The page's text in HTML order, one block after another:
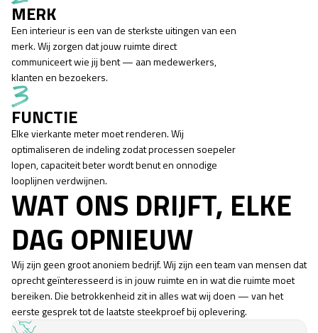
MERK
Een interieur is een van de sterkste uitingen van een
merk. Wij zorgen dat jouw ruimte direct
communiceert wie jij bent — aan medewerkers,
klanten en bezoekers.
FUNCTIE
Elke vierkante meter moet renderen. Wij
optimaliseren de indeling zodat processen soepeler
lopen, capaciteit beter wordt benut en onnodige
looplijnen verdwijnen.
WAT ONS DRIJFT, ELKE
DAG OPNIEUW
Wij zijn geen groot anoniem bedrijf. Wij zijn een team van mensen dat
oprecht geïnteresseerd is in jouw ruimte en in wat die ruimte moet
bereiken. Die betrokkenheid zit in alles wat wij doen — van het
eerste gesprek tot de laatste steekproef bij oplevering.